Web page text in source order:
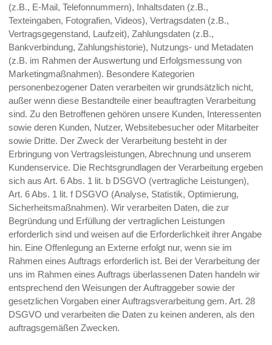
(z.B., E-Mail, Telefonnummern), Inhaltsdaten (z.B.,
Texteingaben, Fotografien, Videos), Vertragsdaten (z.B.,
Vertragsgegenstand, Laufzeit), Zahlungsdaten (z.B.,
Bankverbindung, Zahlungshistorie), Nutzungs- und Metadaten
(z.B. im Rahmen der Auswertung und Erfolgsmessung von
Marketingmaßnahmen). Besondere Kategorien
personenbezogener Daten verarbeiten wir grundsätzlich nicht,
außer wenn diese Bestandteile einer beauftragten Verarbeitung
sind. Zu den Betroffenen gehören unsere Kunden, Interessenten
sowie deren Kunden, Nutzer, Websitebesucher oder Mitarbeiter
sowie Dritte. Der Zweck der Verarbeitung besteht in der
Erbringung von Vertragsleistungen, Abrechnung und unserem
Kundenservice. Die Rechtsgrundlagen der Verarbeitung ergeben
sich aus Art. 6 Abs. 1 lit. b DSGVO (vertragliche Leistungen),
Art. 6 Abs. 1 lit. f DSGVO (Analyse, Statistik, Optimierung,
Sicherheitsmaßnahmen). Wir verarbeiten Daten, die zur
Begründung und Erfüllung der vertraglichen Leistungen
erforderlich sind und weisen auf die Erforderlichkeit ihrer Angabe
hin. Eine Offenlegung an Externe erfolgt nur, wenn sie im
Rahmen eines Auftrags erforderlich ist. Bei der Verarbeitung der
uns im Rahmen eines Auftrags überlassenen Daten handeln wir
entsprechend den Weisungen der Auftraggeber sowie der
gesetzlichen Vorgaben einer Auftragsverarbeitung gem. Art. 28
DSGVO und verarbeiten die Daten zu keinen anderen, als den
auftragsgemäßen Zwecken.